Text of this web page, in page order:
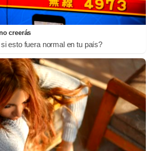
creerás
esto fuera normal en tu país?